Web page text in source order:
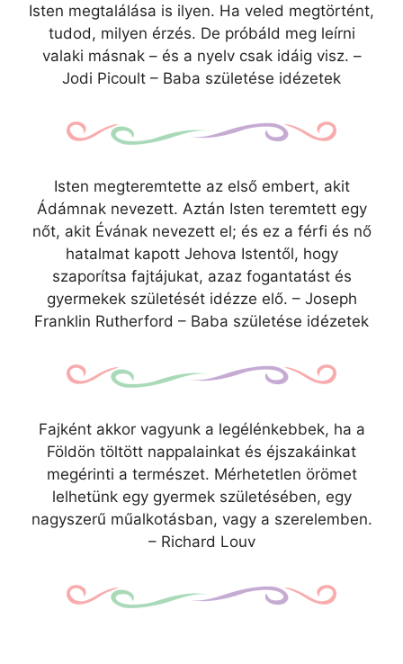
Isten megtalálása is ilyen. Ha veled megtörtént,
tudod, milyen érzés. De próbáld meg leírni
valaki másnak – és a nyelv csak idáig visz. –
Jodi Picoult – Baba születése idézetek
Isten megteremtette az első embert, akit
Ádámnak nevezett. Aztán Isten teremtett egy
nőt, akit Évának nevezett el; és ez a férfi és nő
hatalmat kapott Jehova Istentől, hogy
szaporítsa fajtájukat, azaz fogantatást és
gyermekek születését idézze elő. – Joseph
Franklin Rutherford – Baba születése idézetek
Fajként akkor vagyunk a legélénkebbek, ha a
Földön töltött nappalainkat és éjszakáinkat
megérinti a természet. Mérhetetlen örömet
lelhetünk egy gyermek születésében, egy
nagyszerű műalkotásban, vagy a szerelemben.
– Richard Louv